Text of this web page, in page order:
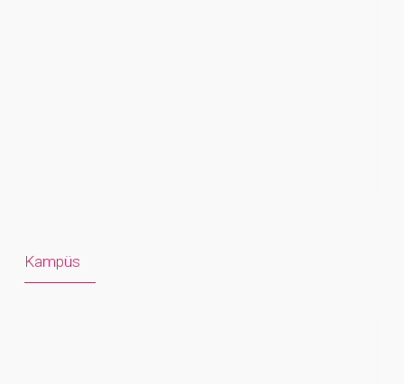
Kampüs